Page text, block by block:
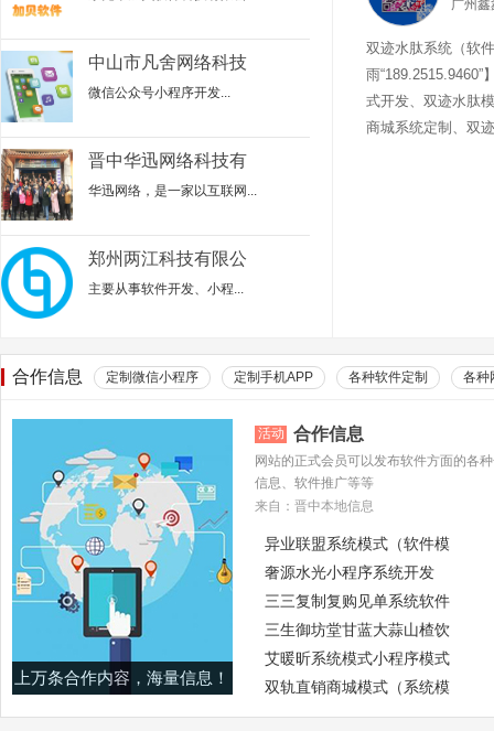
中山市凡舍网络科技
微信公众号小程序开发...
晋中华迅网络科技有
华迅网络，是一家以互联网...
郑州两江科技有限公
主要从事‌软件开发、小程...
双迹水肽系统（软
雨“189.2515.9460”
式开发、双迹水肽
商城系统定制、双
合作信息 定制微信小程序 定制手机APP 各种软件定制 各种
上万条合作内容，海量信息！
活动 合作信息
网站的正式会员可以发布软件方面的各
信息、软件推广等等
来自：晋中本地信息
异业联盟系统模式（软件模
奢源水光小程序系统开发
三三复制复购见单系统软件
三生御坊堂甘蓝大蒜山楂饮
艾暖昕系统模式小程序模式
双轨直销商城模式（系统模